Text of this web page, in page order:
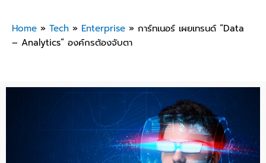
Home » Tech » Enterprise » การ์ทเนอร์ เผยเทรนด์ “Data
– Analytics” องค์กรต้องจับตา